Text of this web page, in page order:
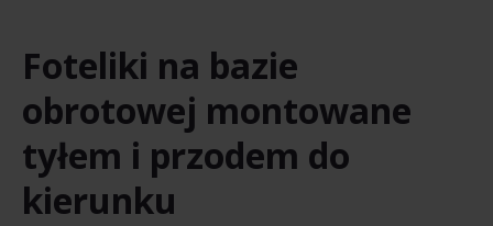
Foteliki na bazie
obrotowej montowane
tyłem i przodem do
kierunku